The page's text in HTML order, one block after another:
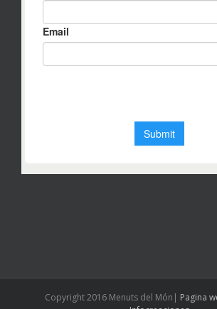
Copyright 2016 Menuts del Món| Pagina